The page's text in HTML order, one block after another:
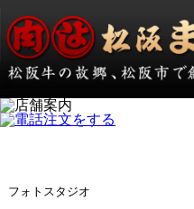
フォトスタジオ